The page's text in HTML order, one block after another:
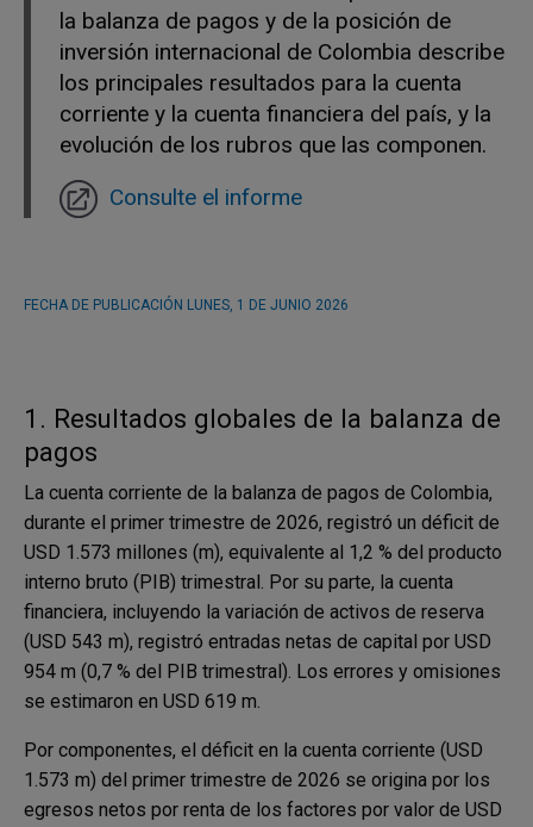
la balanza de pagos y de la posición de
inversión internacional de Colombia describe
los principales resultados para la cuenta
corriente y la cuenta financiera del país, y la
evolución de los rubros que las componen.
Consulte el informe
FECHA DE PUBLICACIÓN LUNES, 1 DE JUNIO 2026
1. Resultados globales de la balanza de
pagos
La cuenta corriente de la balanza de pagos de Colombia,
durante el primer trimestre de 2026, registró un déficit de
USD 1.573 millones (m), equivalente al 1,2 % del producto
interno bruto (PIB) trimestral. Por su parte, la cuenta
financiera, incluyendo la variación de activos de reserva
(USD 543 m), registró entradas netas de capital por USD
954 m (0,7 % del PIB trimestral). Los errores y omisiones
se estimaron en USD 619 m.
Por componentes, el déficit en la cuenta corriente (USD
1.573 m) del primer trimestre de 2026 se origina por los
egresos netos por renta de los factores por valor de USD